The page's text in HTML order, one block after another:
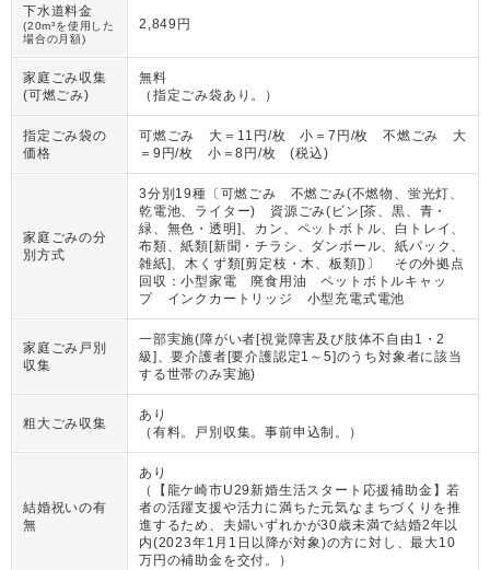
下水道料金
(20m³を使用した
場合の月額)
2,849円
家庭ごみ収集
(可燃ごみ)
無料
（ 指定ごみ袋あり。 ）
指定ごみ袋の
価格
可燃ごみ 大＝11円/枚 小＝7円/枚 不燃ごみ 大
＝9円/枚 小＝8円/枚 (税込)
家庭ごみの分
別方式
3分別19種〔可燃ごみ 不燃ごみ(不燃物、蛍光灯、
乾電池、ライター) 資源ごみ(ビン[茶、黒、青・
緑、無色・透明]、カン、ペットボトル、白トレイ、
布類、紙類[新聞・チラシ、ダンボール、紙パック、
雑紙]、木くず類[剪定枝・木、板類])〕 その外拠点
回収：小型家電 廃食用油 ペットボトルキャッ
プ インクカートリッジ 小型充電式電池
家庭ごみ戸別
収集
一部実施(障がい者[視覚障害及び肢体不自由1・2
級]、要介護者[要介護認定1～5]のうち対象者に該当
する世帯のみ実施)
粗大ごみ収集
あり
（ 有料。戸別収集。事前申込制。 ）
結婚祝いの有
無
あり
（
【龍ケ崎市U29新婚生活スタート応援補助金】若
者の活躍支援や活力に満ちた元気なまちづくりを推
進するため、夫婦いずれかが30歳未満で結婚2年以
内(2023年1月1日以降が対象)の方に対し、最大10
万円の補助金を交付。
）